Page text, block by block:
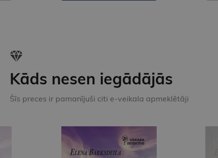
Kāds nesen iegādājās
Šīs preces ir pamanījuši citi e-veikala apmeklētāji